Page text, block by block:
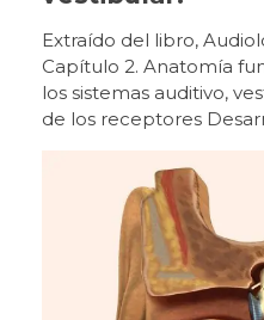
Extraído del libro, Audiología: Teoría y Práctica. Capítulo 2. Anatomía funcional y fisiopatología de los sistemas auditivo, vestibular y fonador. Origen de los receptores Desarrollo filogenético La percepción de la aceleración lineal y angular por los distintos receptores vestibulares permite que todas las especies animales que los poseen puedan orientarse en el espacio terrestre, aéreo y acuático de nuestro planeta. Esencialmente, desde que surgió la función del equilibrio en los primitivos organismos animales prehistóricos ha permanecido sin cambios hasta la actualidad, aunque morfológicamente los órganos sensoriales se han ido especializando y evolucionando según las diversas especies. El más simple es el estatocisto, consistente en una invaginación de la superficie animal (medusa, esponja) con líquido en su interior y una partícula calcárea que hace presión y desplaza los cilios de las células receptoras (localizadas en una región de la pared, similar a la mácula del sáculo). En función de la fuerza de la gravedad que se ejerce sobre dichas células, estos organismos mantienen una orientación espacial con sentido y dirección vertical. Posteriormente, en algunos moluscos, como el pulpo y la sepia, surgieron las primeras crestas, además del estatocisto, lo que permitió responder a movimientos de aceleración angular, con presencia de nistagmo. La complejidad del laberinto posterior progresa en un grupo de vertebrados con la aparición de los primeros conductos semicirculares verticales y con el cierre de la invaginación del estatocisto, formando una vesícula aislada en el interior, con líquido de producción endógena (endolinfa). La lamprea alcanza una estructura de canales anterior y posterior (con dilataciones bullosas, las ampollas, cada una con un primitivo receptor en forma de cresta), comunicados por un saco bilobulado con mácula sacular y utricular separadas, donde se localizan las células sensoriales. La aparición del canal semicircular horizontal en los primeros peces óseos y cartilaginosos (con mandíbula) permitió un mayor control del espacio tridimensional. A partir del máximo desarrollo de dichas estructuras vestibulares en los peces modernos (hace 100 millones de años), se ha llegado al más alto grado de perfección morfofuncional del órgano del equilibrio. En los vertebrados superiores, las vías nerviosas vestibulares centrales son cada vez más complejas debido a un desarrollo paralelo de aquellos sistemas aferentes que intervienen para mantener el equilibrio. Desarrollo ontogenético En un embrión humano de 19 a 21 días (2 mm de longitud corono- caudal), en el ectodermo superficial de la porción cefálica a la altura del rombo encéfalo, se diferencian las primitivas células que forman la placoda ótica. Tras su invaginación (fosa ótica), la separación de la superficie dará origen al otocisto o vesícula ótica (28 días). A partir de su porción dorsal derivarán las diferentes partes del sistema vestibular (laberinto posterior) y desde su porción ventral surgirán las estructuras de la cóclea (laberinto anterior). Hacia la quinta semana (embrión de 8-9 mm) se forman unos pliegues en la pared del otocisto que corresponderán a los receptores vestibulares. Estos se identifican como sáculo, utrículo y los tres conductos semicirculares (a las 6,5 semanas, 14 mm). En la décima semana (50 mm) todo el laberinto membranoso es muy evidente y se forma a su alrededor un modelo cartilaginoso a partir de la cápsula ótica mesenquimal (Sadler, 2012; Suárez y cols., 2007). Origen de las vías vestibulares centrales Desarrollo filogenético En los vertebrados superiores, las vías nerviosas vestibulares centrales son cada vez más complejas debido a un desarrollo paralelo de aquellos sistemas aferentes que intervienen para mantener el equilibrio (visión y propiocepción), cuyas respectivas vías nerviosas interactúan con la vestibular. La organización de los núcleos vestibulares supraespinales, integrados en la formación reticular, se empieza a observar en la lamprea, con dos agrupaciones neuronales (núcleos dorsal y ventral). A partir de los peces teleósteos se identifican cuatro agrupaciones que van aumentando en el número de células en los vertebrados superiores. Las conexiones vestíbulo-espinales son necesarias para el mantenimiento de la orientación corporal en los vertebrados primitivos. Cuando se incorporan funciones más complejas en animales más evolucionados, aparecen conexiones vestíbulo-cerebelosas y vestíbulo-oculares, siendo menos relevantes las vestíbulo-espinales (Bartual y Pérez, 1998). Desarrollo ontogenético A partir del primitivo ganglio estatoacústico-facial (embrión humano de 28 días), derivado de la porción ventral del otocisto y alojado en la mesénquima circundante, se diferencia (décima semana) el ganglio espiral (situado cerca del receptor auditivo en la cóclea) y el ganglio vestibular o de Scarpa (próximo al conducto auditivo interno). En estas primitivas neuronas ganglionares van apareciendo unas delgadas prolongaciones